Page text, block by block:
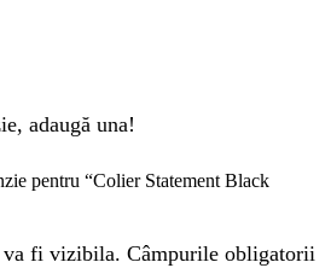
adaugă una!
pentru “Colier Statement Black
va fi vizibila. Câmpurile obligatorii